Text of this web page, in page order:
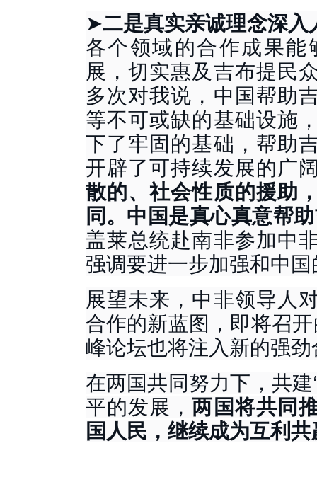
➤二是真实亲诚理念深入
各个领域的合作成果
展，切实惠及吉布提民
多次对我说，中国帮助
等不可或缺的基础设施
下了牢固的基础，帮助
开辟了可持续发展的广
散的、社会性质的援助
同。中国是真心真意帮
盖莱总统赴南非参加中
强调要进一步加强和中
展望未来，中非领导人
合作的新蓝图，即将召
峰论坛也将注入新的强
在两国共同努力下，共建
平的发展，两国将共同
国人民，继续成为互利